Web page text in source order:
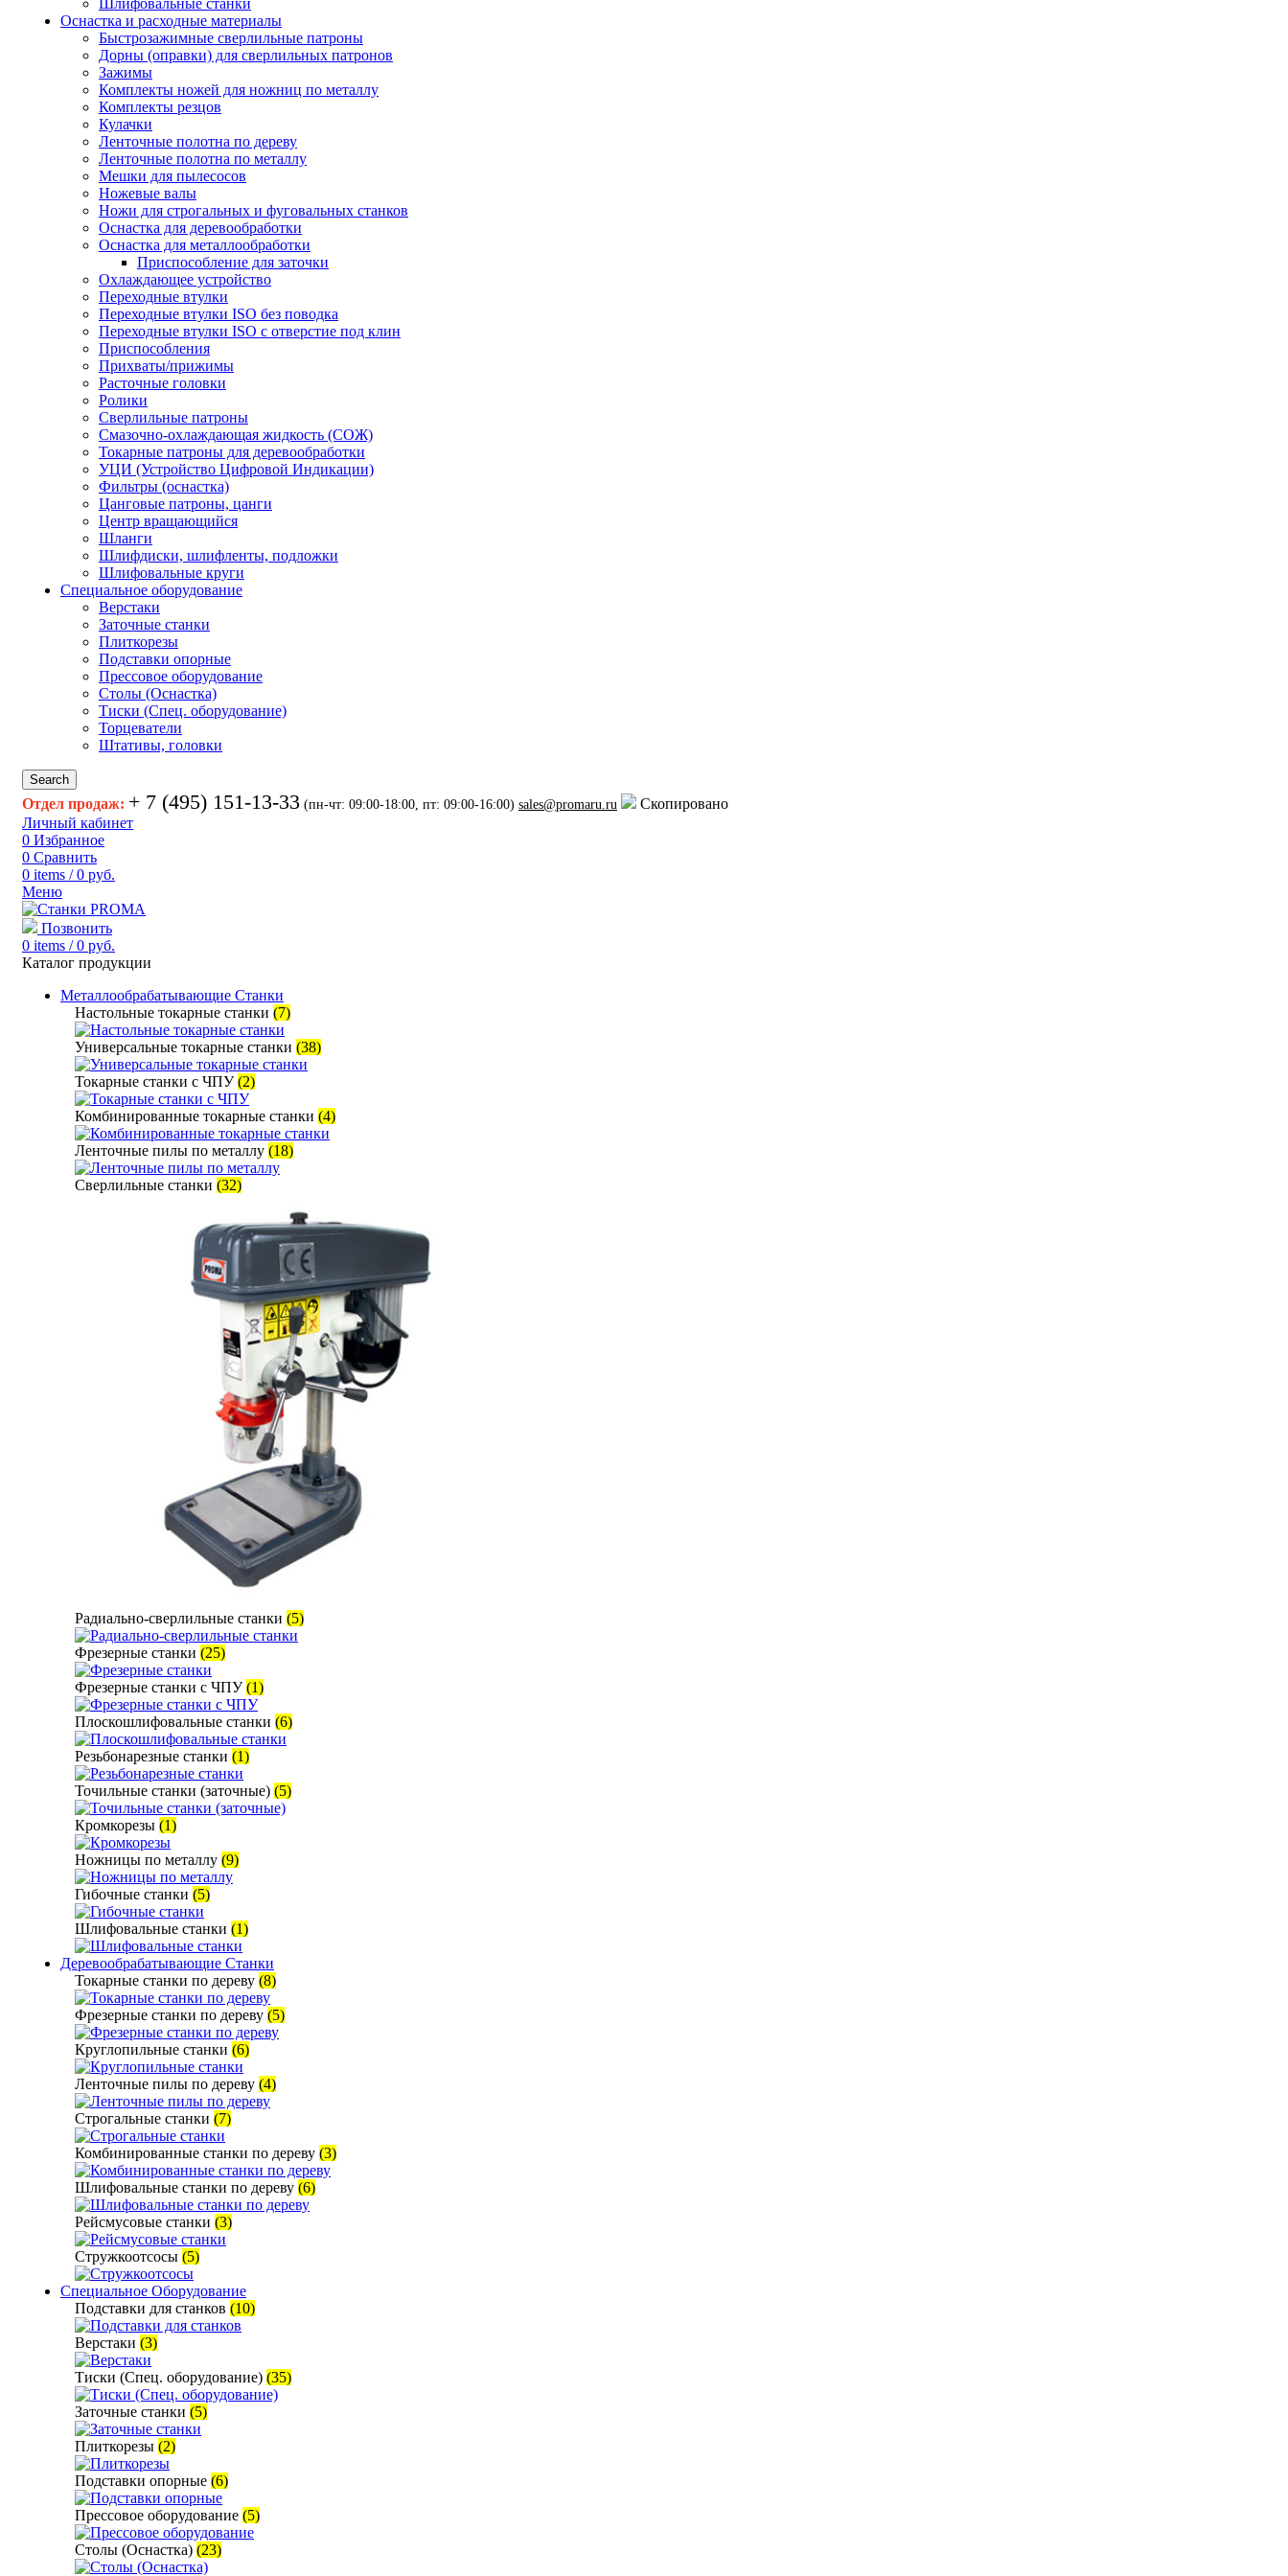
Шлифовальные станки
Оснастка и расходные материалы
Быстрозажимные сверлильные патроны
Дорны (оправки) для сверлильных патронов
Зажимы
Комплекты ножей для ножниц по металлу
Комплекты резцов
Кулачки
Ленточные полотна по дереву
Ленточные полотна по металлу
Мешки для пылесосов
Ножевые валы
Ножи для строгальных и фуговальных станков
Оснастка для деревообработки
Оснастка для металлообработки
Приспособление для заточки
Охлаждающее устройство
Переходные втулки
Переходные втулки ISO без поводка
Переходные втулки ISO с отверстие под клин
Приспособления
Прихваты/прижимы
Расточные головки
Ролики
Сверлильные патроны
Смазочно-охлаждающая жидкость (СОЖ)
Токарные патроны для деревообработки
УЦИ (Устройство Цифровой Индикации)
Фильтры (оснастка)
Цанговые патроны, цанги
Центр вращающийся
Шланги
Шлифдиски, шлифленты, подложки
Шлифовальные круги
Специальное оборудование
Верстаки
Заточные станки
Плиткорезы
Подставки опорные
Прессовое оборудование
Столы (Оснастка)
Тиски (Спец. оборудование)
Торцеватели
Штативы, головки
Search
Отдел продаж: + 7 (495) 151-13-33 (пн-чт: 09:00-18:00, пт: 09:00-16:00) sales@promaru.ru
Скопировано
Личный кабинет
0 Избранное
0 Сравнить
0 items / 0 руб.
Меню
Позвонить
0 items / 0 руб.
Каталог продукции
Металлообрабатывающие Станки
Настольные токарные станки (7)
Универсальные токарные станки (38)
Токарные станки с ЧПУ(2)
Комбинированные токарные станки (4)
Ленточные пилы по металлу (18)
Сверлильные станки (32)
Радиально-сверлильные станки (5)
Фрезерные станки (25)
Фрезерные станки с ЧПУ(1)
Плоскошлифовальные станки (6)
Резьбонарезные станки (1)
Точильные станки (заточные) (5)
Кромкорезы (1)
Ножницы по металлу (9)
Гибочные станки (5)
Шлифовальные станки (1)
Деревообрабатывающие Станки
Токарные станки по дереву (8)
Фрезерные станки по дереву (5)
Круглопильные станки (6)
Ленточные пилы по дереву (4)
Строгальные станки (7)
Комбинированные станки по дереву (3)
Шлифовальные станки по дереву (6)
Рейсмусовые станки (3)
Стружкоотсосы (5)
Специальное Оборудование
Подставки для станков (10)
Верстаки (3)
Тиски (Спец. оборудование) (35)
Заточные станки (5)
Плиткорезы (2)
Подставки опорные (6)
Прессовое оборудование (5)
Столы (Оснастка) (23)